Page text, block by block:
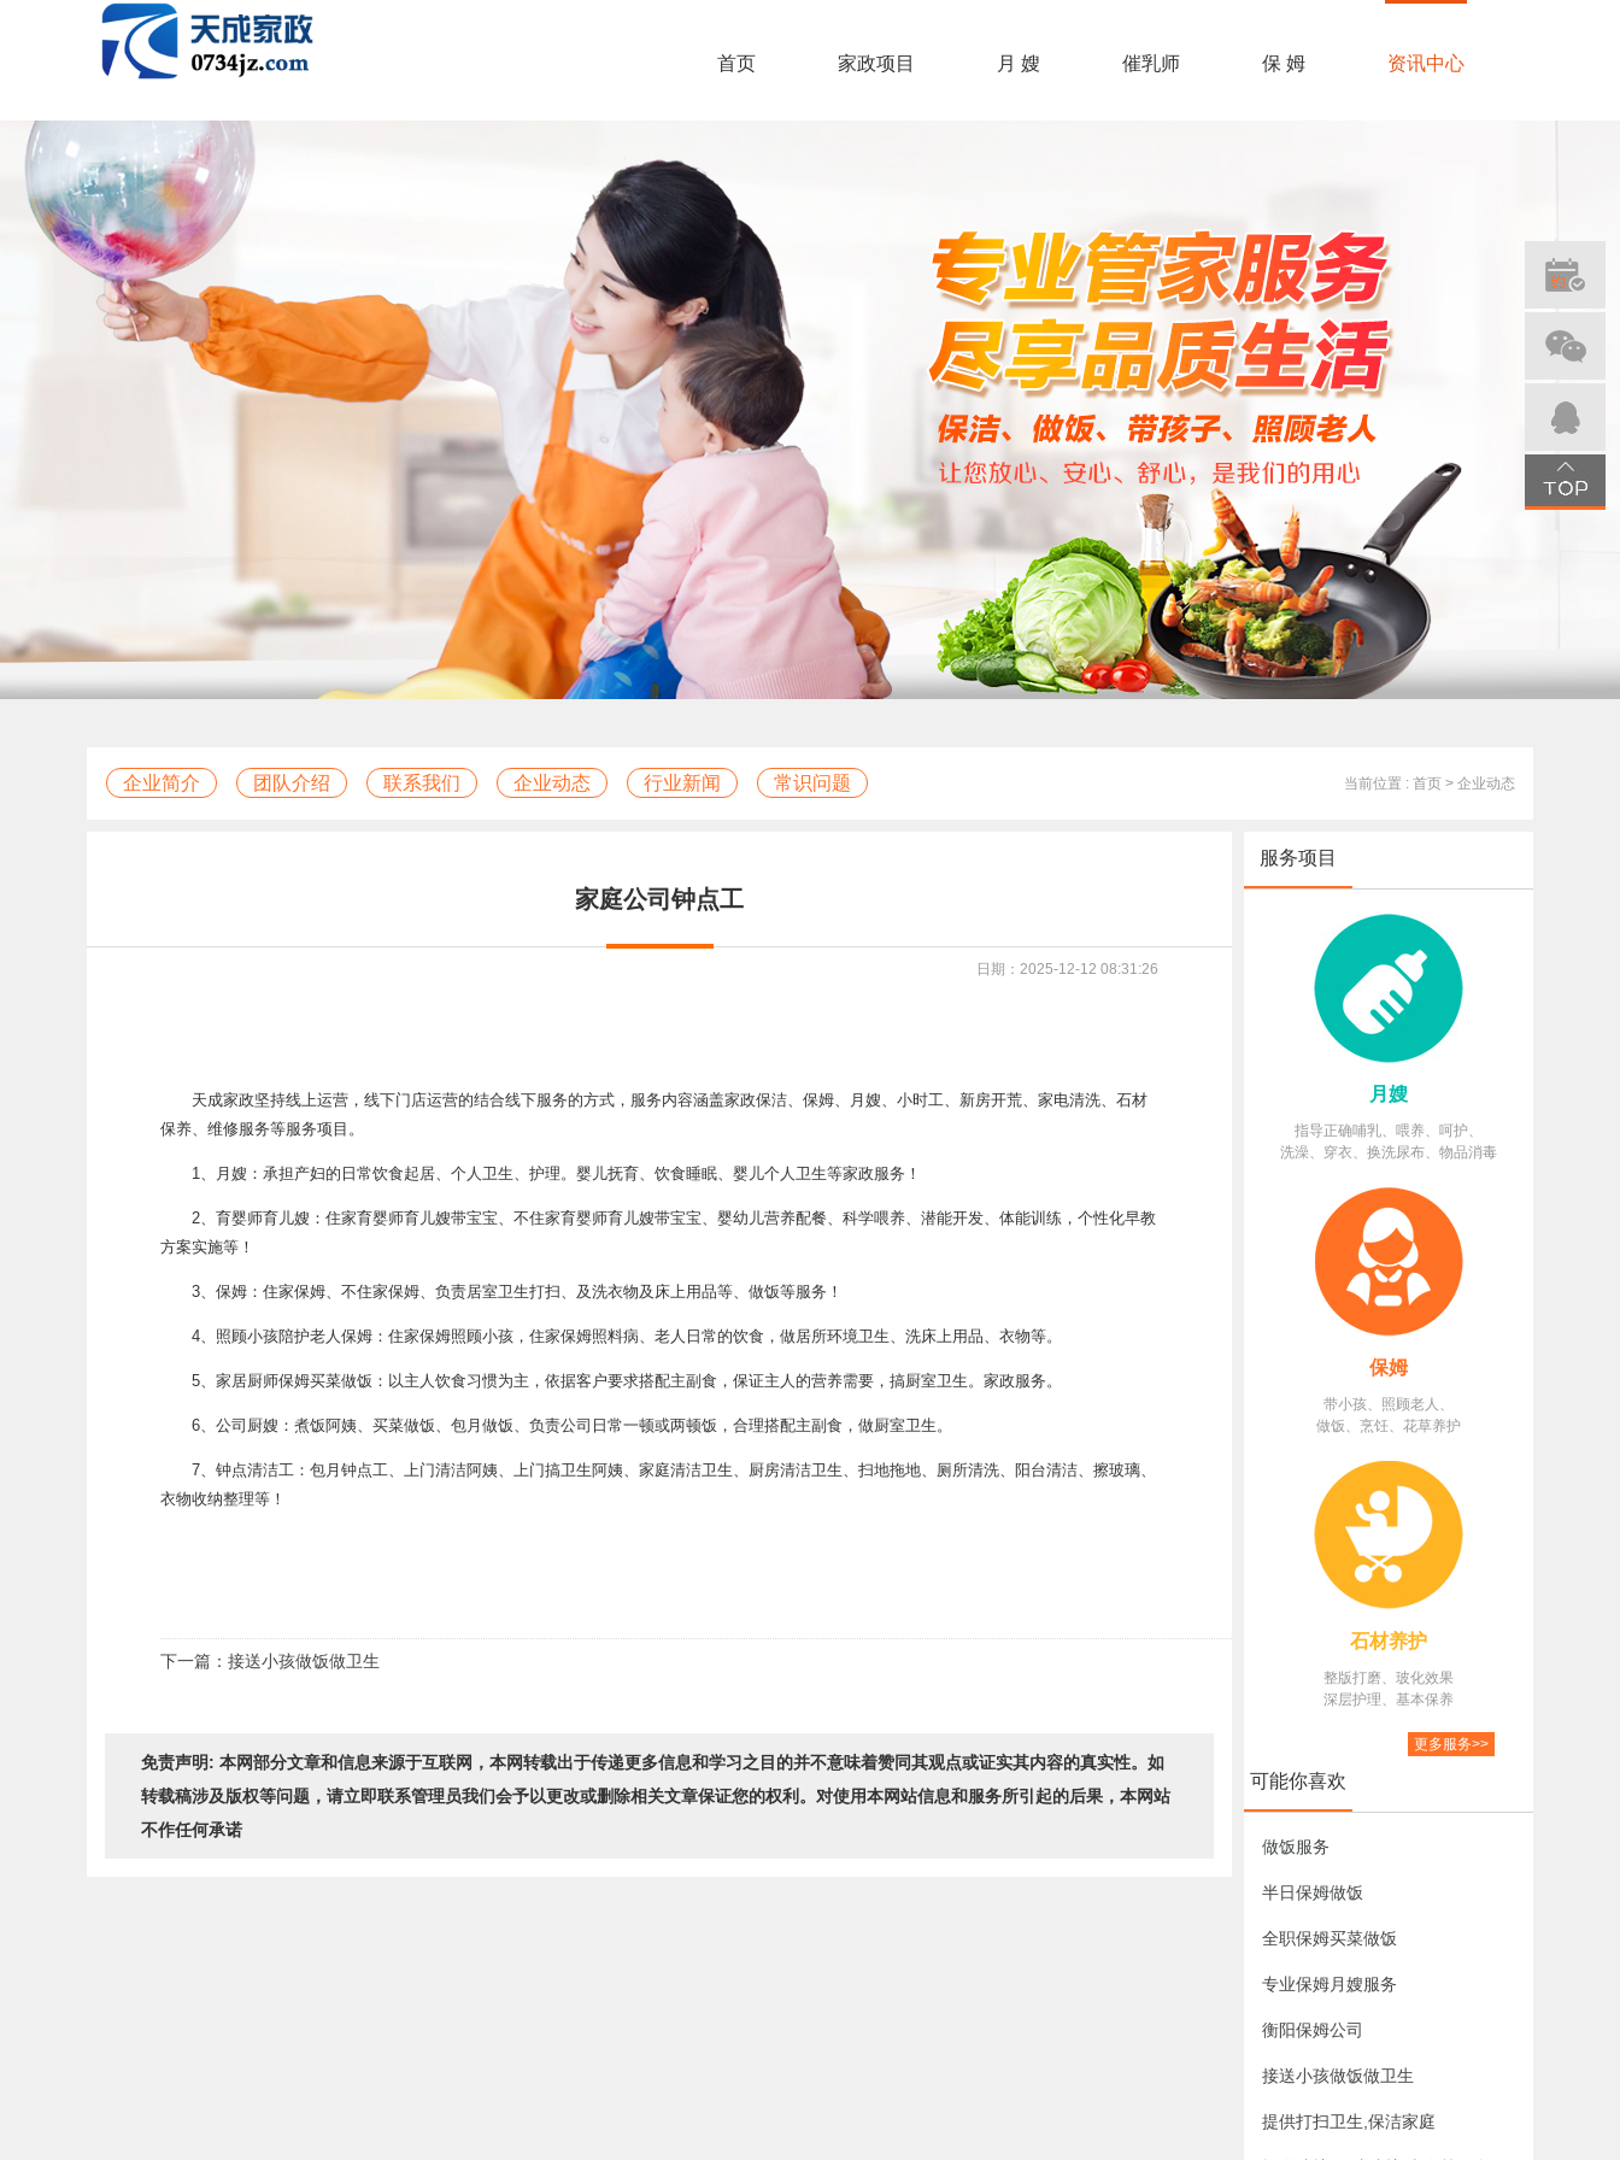
首页 家政项目 月 嫂 催乳师 保 姆 资讯中心
企业简介 团队介绍 联系我们 企业动态 行业新闻 常识问题 当前位置 : 首页 > 企业动态
家庭公司钟点工
日期：2025-12-12 08:31:26
天成家政坚持线上运营，线下门店运营的结合线下服务的方式，服务内容涵盖家政保洁、保姆、月嫂、小时工、新房开荒、家电清洗、石材
保养、维修服务等服务项目。
1、月嫂：承担产妇的日常饮食起居、个人卫生、护理。婴儿抚育、饮食睡眠、婴儿个人卫生等家政服务！
2、育婴师育儿嫂：住家育婴师育儿嫂带宝宝、不住家育婴师育儿嫂带宝宝、婴幼儿营养配餐、科学喂养、潜能开发、体能训练，个性化早教
方案实施等！
3、保姆：住家保姆、不住家保姆、负责居室卫生打扫、及洗衣物及床上用品等、做饭等服务！
4、照顾小孩陪护老人保姆：住家保姆照顾小孩，住家保姆照料病、老人日常的饮食，做居所环境卫生、洗床上用品、衣物等。
5、家居厨师保姆买菜做饭：以主人饮食习惯为主，依据客户要求搭配主副食，保证主人的营养需要，搞厨室卫生。家政服务。
6、公司厨嫂：煮饭阿姨、买菜做饭、包月做饭、负责公司日常一顿或两顿饭，合理搭配主副食，做厨室卫生。
7、钟点清洁工：包月钟点工、上门清洁阿姨、上门搞卫生阿姨、家庭清洁卫生、厨房清洁卫生、扫地拖地、厕所清洗、阳台清洁、擦玻璃、
衣物收纳整理等！
下一篇：接送小孩做饭做卫生
免责声明: 本网部分文章和信息来源于互联网，本网转载出于传递更多信息和学习之目的并不意味着赞同其观点或证实其内容的真实性。如
转载稿涉及版权等问题，请立即联系管理员我们会予以更改或删除相关文章保证您的权利。对使用本网站信息和服务所引起的后果，本网站
不作任何承诺
服务项目
月嫂
指导正确哺乳、喂养、呵护、
洗澡、穿衣、换洗尿布、物品消毒
保姆
带小孩、照顾老人、
做饭、烹饪、花草养护
石材养护
整版打磨、玻化效果
深层护理、基本保养
更多服务>>
可能你喜欢
做饭服务
半日保姆做饭
全职保姆买菜做饭
专业保姆月嫂服务
衡阳保姆公司
接送小孩做饭做卫生
提供打扫卫生,保洁家庭